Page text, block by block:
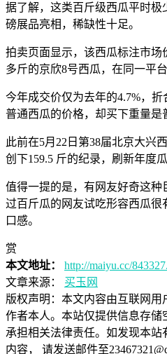
据了解，这类百斤级西瓜平时
磅展品亮相，稀缺性十足。
拍卖页面显示，该西瓜标注市场
多斤的京欣8号西瓜，在同一平
今年成交价仅为去年的4.7%，
普通西瓜的价格，却买下重量是
此前在5月22日第38届北京大兴
创下159.5 斤的纪录，刷新年度
值得一提的是，有网友好奇这
过百斤瓜的网友试吃形容西瓜
口感。
赏
本文地址：
http://maiyu.cc/
文章来源：
买玉网
版权声明： 本文内容由互联网用
作者本人。本站仅提供信息存
承担相关法律责任。如发现本站
内容， 请发送邮件至